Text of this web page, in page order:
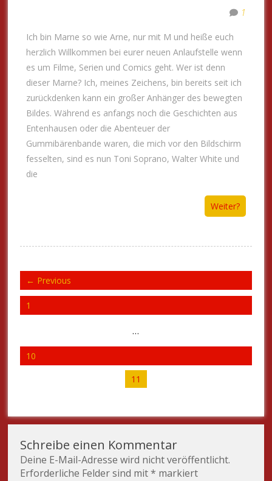
1
Ich bin Marne so wie Arne, nur mit M und heiße euch
herzlich Willkommen bei eurer neuen Anlaufstelle wenn
es um Filme, Serien und Comics geht. Wer ist denn
dieser Marne? Ich, meines Zeichens, bin bereits seit ich
zurückdenken kann ein großer Anhänger des bewegten
Bildes. Während es anfangs noch die Geschichten aus
Entenhausen oder die Abenteuer der
Gummibärenbande waren, die mich vor den Bildschirm
fesselten, sind es nun Toni Soprano, Walter White und
die
Weiter?
← Previous
1
…
10
11
Schreibe einen Kommentar
Deine E-Mail-Adresse wird nicht veröffentlicht.
Erforderliche Felder sind mit* markiert